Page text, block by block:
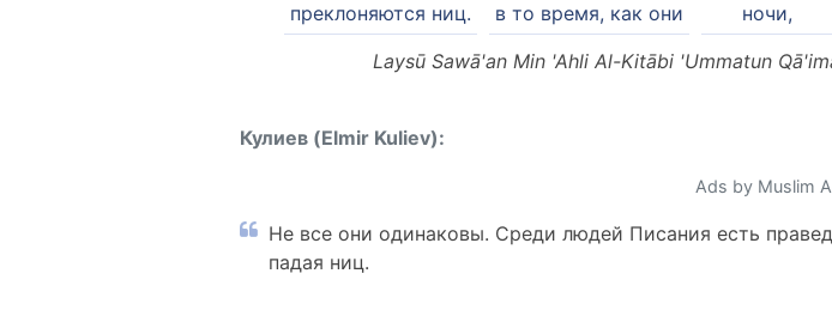
ночи,
в то время, как они
преклоняются ниц.
Laysū Sawā'an Min 'Ahli Al-Kitābi 'Ummatun
Кулиев (Elmir Kuliev):
Ads by Muslim
Не все они одинаковы. Среди людей Писания есть
падая ниц.